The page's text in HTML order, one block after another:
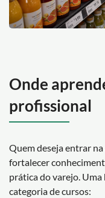
Onde
profissional
Quem deseja entrar
fortalecer
prática do varejo.
categoria de cursos: